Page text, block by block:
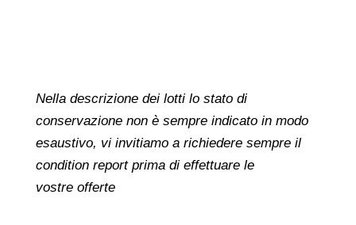
Nella descrizione dei lotti lo stato di
conservazione non è sempre indicato in modo
esaustivo, vi invitiamo a richiedere sempre il
condition report prima di effettuare le
vostre offerte